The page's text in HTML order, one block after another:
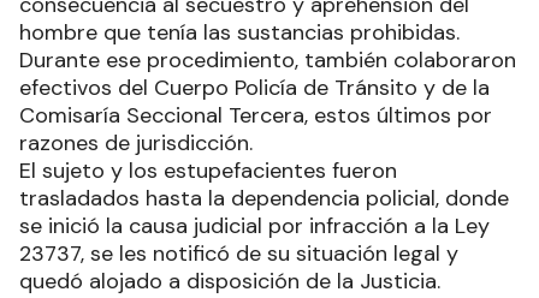
hombre que tenía las sustancias prohibidas.
Durante ese procedimiento, también colaboraron
efectivos del Cuerpo Policía de Tránsito y de la
Comisaría Seccional Tercera, estos últimos por
razones de jurisdicción.
El sujeto y los estupefacientes fueron
trasladados hasta la dependencia policial, donde
se inició la causa judicial por infracción a la Ley
23737, se les notificó de su situación legal y
quedó alojado a disposición de la Justicia.